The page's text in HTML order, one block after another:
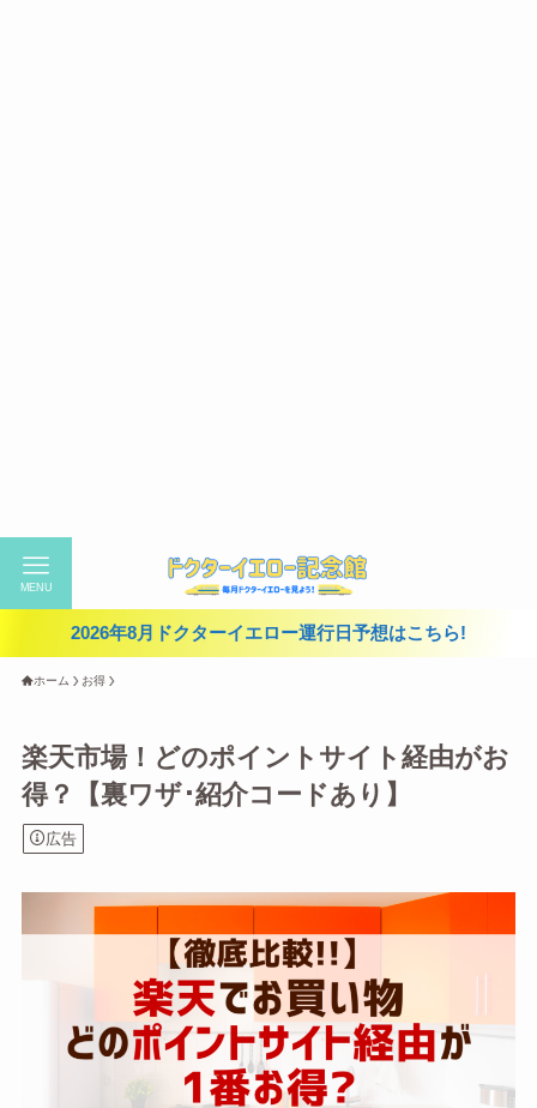
MENU
2026年8月ドクターイエロー運行日予想はこちら!
ホーム お得
楽天市場！どのポイントサイト経由がお
得？【裏ワザ･紹介コードあり】
広告